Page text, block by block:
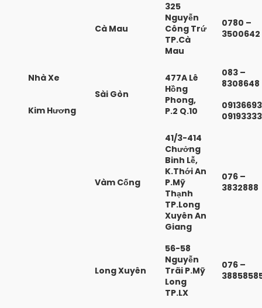
Cà Mau
325
Nguyễn
Công Trứ
TP.Cà
Mau
0780 –
3500642
Nhà Xe
Sài Gòn
477A Lê
Hồng
Phong,
P.2 Q.10
083 –
8308648
Kim Hương
Vàm Cống
41/3-414
Chưởng
Binh Lễ,
K.Thới An
P.Mỹ
Thạnh
TP.Long
Xuyên An
Giang
076 –
3832888
Long Xuyên
56-58
Nguyễn
Trãi P.Mỹ
Long
TP.LX
076 –